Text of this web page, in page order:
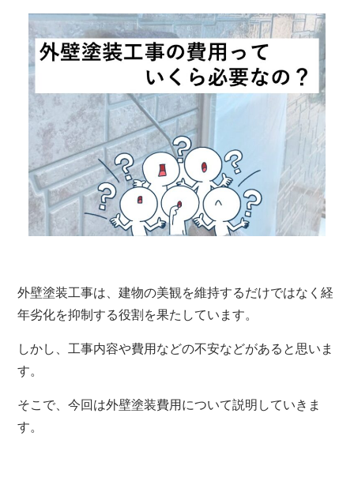
外壁塗装工事は、建物の美観を維持するだけではなく経
年劣化を抑制する役割を果たしています。
しかし、工事内容や費用などの不安などがあると思いま
す。
そこで、今回は外壁塗装費用について説明していきま
す。